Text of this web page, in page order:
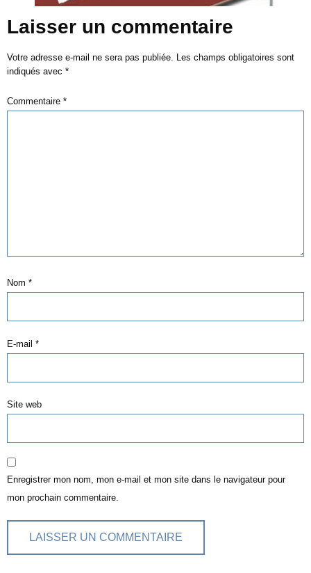
Laisser un commentaire
Votre adresse e-mail ne sera pas publiée. Les champs obligatoires sont
indiqués avec *
Commentaire *
Nom *
E-mail *
Site web
Enregistrer mon nom, mon e-mail et mon site dans le navigateur pour
mon prochain commentaire.